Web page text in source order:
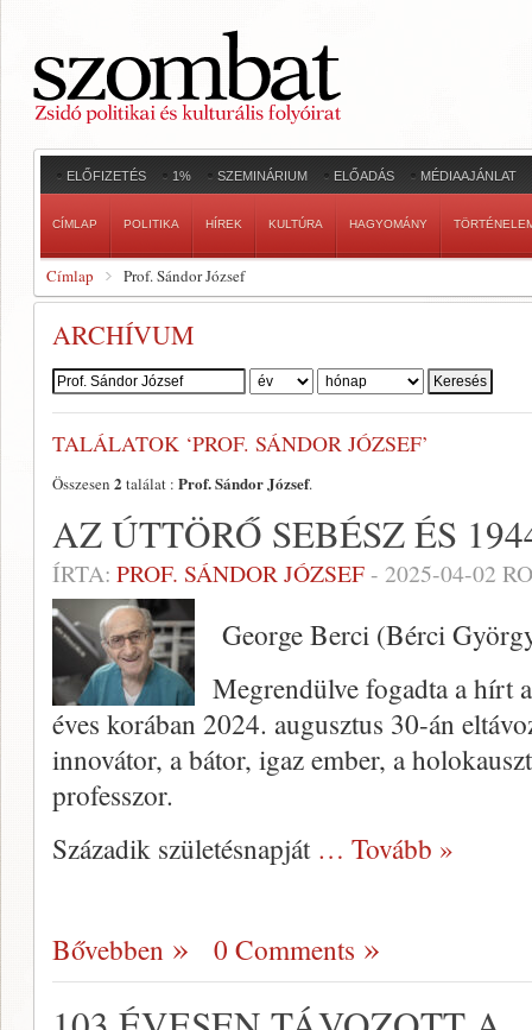
ELŐFIZETÉS 1% SZEMINÁRIUM ELŐADÁS MÉDIAAJÁNLAT
CÍMLAP POLITIKA HÍREK KULTÚRA HAGYOMÁNY
Címlap Prof. Sándor József
ARCHÍVUM
Szerző:
TALÁLATOK ‘PROF. SÁNDOR JÓZSEF’
Összesen 2 találat : Prof. Sándor József.
AZ ÚTTÖRŐ SEBÉSZ ÉS
ÍRTA: PROF. SÁNDOR JÓZSEF- 2025-04-02
George Berci (Bérci
Megrendülve fogadta a hírt
éves korában 2024. augusztus 30-án
innovátor, a bátor, igaz ember, a
professzor.
Századik születésnapját … Tovább »
Bővebben 0 Comments